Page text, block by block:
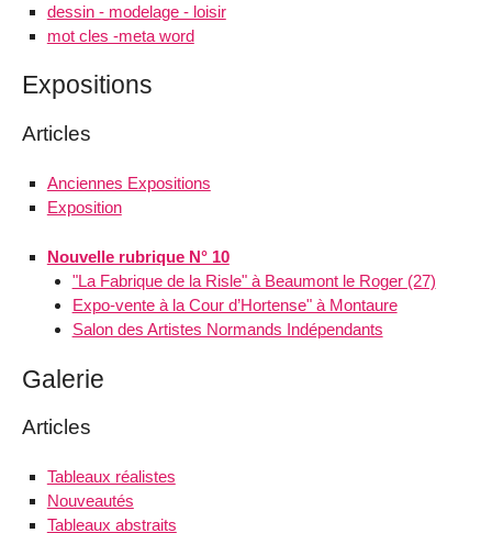
dessin - modelage - loisir
mot cles -meta word
Expositions
Articles
Anciennes Expositions
Exposition
Nouvelle rubrique N° 10
"La Fabrique de la Risle" à Beaumont le Roger (27)
Expo-vente à la Cour d’Hortense" à Montaure
Salon des Artistes Normands Indépendants
Galerie
Articles
Tableaux réalistes
Nouveautés
Tableaux abstraits